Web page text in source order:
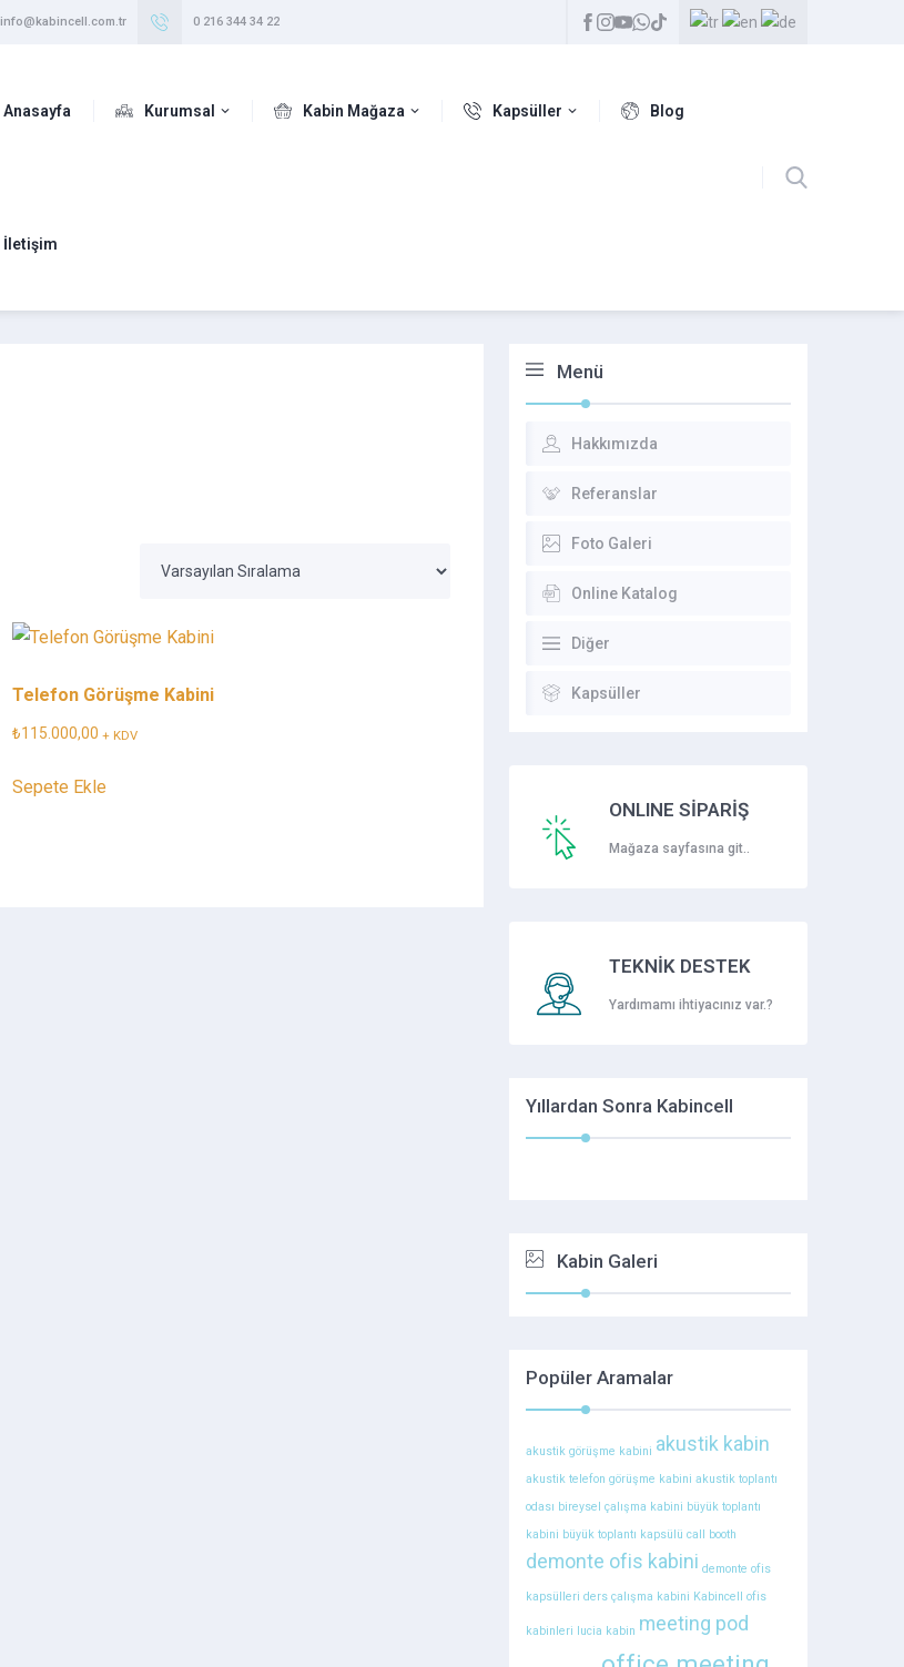
info@kabincell.com.tr 0 216 344 34 22
Anasayfa Kurumsal Kabin Mağaza Kapsüller Blog
İletişim
Telefon Görüşme Kabini
₺115.000,00 + KDV
Sepete Ekle
Menü
Hakkımızda
Referanslar
Foto Galeri
Online Katalog
Diğer
Kapsüller
ONLINE SİPARİŞ
Mağaza sayfasına git..
TEKNİK DESTEK
Yardımamı ihtiyacınız var.?
Yıllardan Sonra Kabincell
Kabin Galeri
Popüler Aramalar
akustik görüşme kabini akustik kabin
akustik telefon görüşme kabini akustik toplantı
odası bireysel çalışma kabini büyük toplantı
kabini büyük toplantı kapsülü call booth
demonte ofis kabini demonte ofis
kapsülleri ders çalışma kabini Kabincell ofis
kabinleri lucia kabin meeting pod